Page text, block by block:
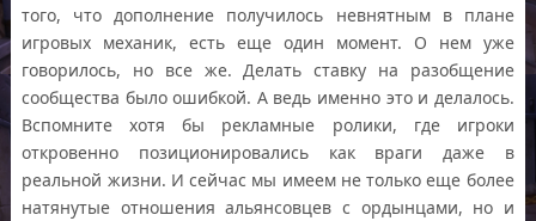
того, что дополнение получилось невнятным в плане
игровых механик, есть еще один момент. О нем уже
говорилось, но все же. Делать ставку на разобщение
сообщества было ошибкой. А ведь именно это и делалось.
Вспомните хотя бы рекламные ролики, где игроки
откровенно позиционировались как враги даже в
реальной жизни. И сейчас мы имеем не только еще более
натянутые отношения альянсовцев с ордынцами, но и